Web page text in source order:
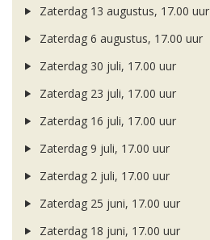
Zaterdag 13 augustus, 17.00 uur
Zaterdag 6 augustus, 17.00 uur
Zaterdag 30 juli, 17.00 uur
Zaterdag 23 juli, 17.00 uur
Zaterdag 16 juli, 17.00 uur
Zaterdag 9 juli, 17.00 uur
Zaterdag 2 juli, 17.00 uur
Zaterdag 25 juni, 17.00 uur
Zaterdag 18 juni, 17.00 uur